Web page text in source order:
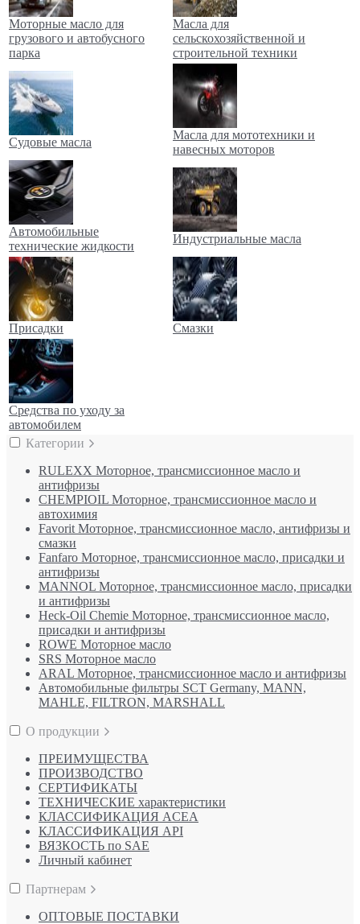
Моторные масло для
грузового и автобусного
парка
Масла для
сельскохозяйственной и
строительной техники
Судовые масла
Масла для мототехники и
навесных моторов
Автомобильные
технические жидкости
Индустриальные масла
Присадки Смазки
Средства по уходу за
автомобилем
Категории
RULEXX Моторное, трансмиссионное масло и
антифризы
CHEMPIOIL Моторное, трансмиссионное масло и
автохимия
Favorit Моторное, трансмиссионное масло, антифризы и
смазки
Fanfaro Моторное, трансмиссионное масло, присадки и
антифризы
MANNOL Моторное, трансмиссионное масло, присадки
и антифризы
Heck-Oil Chemie Моторное, трансмиссионное масло,
присадки и антифризы
ROWE Моторное масло
SRS Моторное масло
ARAL Моторное, трансмиссионное масло и антифризы
Автомобильные фильтры SCT Germany, MANN,
MAHLE, FILTRON, MARSHALL
О продукции
ПРЕИМУЩЕСТВА
ПРОИЗВОДСТВО
СЕРТИФИКАТЫ
ТЕХНИЧЕСКИЕ характеристики
КЛАССИФИКАЦИЯ ACEA
КЛАССИФИКАЦИЯ API
ВЯЗКОСТЬ по SAE
Личный кабинет
Партнерам
ОПТОВЫЕ ПОСТАВКИ